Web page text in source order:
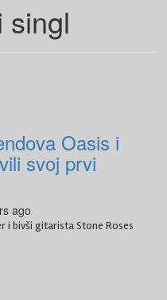
singl
Oasis i
svoj prvi
ago
i bivši gitarista Stone Roses